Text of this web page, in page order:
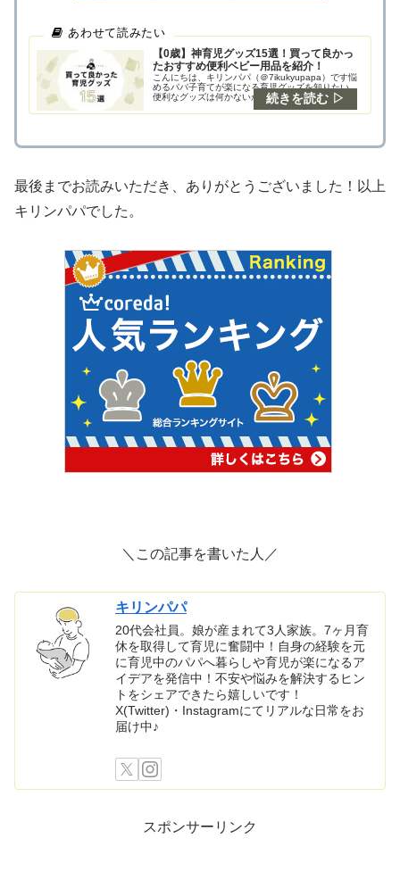
【0歳】神育児グッズ15選！買って良かっ
たおすすめ便利ベビー用品を紹介！
こんにちは、キリンパパ（＠7ikukyupapa）です悩
めるパパ子育てが楽になる育児グッズを知りたい…
便利なグッズは何かないかな…キリンパパ私のおす
すめベビーアイテムを15個紹介するね！全部知って
るかな？この記事では、0歳で実際に使用して良
最後までお読みいただき、ありがとうございました！以上
キリンパパでした。
＼この記事を書いた人／
キリンパパ
20代会社員。娘が産まれて3人家族。7ヶ月育
休を取得して育児に奮闘中！自身の経験を元
に育児中のパパへ暮らしや育児が楽になるア
イデアを発信中！不安や悩みを解決するヒン
トをシェアできたら嬉しいです！
X(Twitter)・Instagramにてリアルな日常をお
届け中♪
スポンサーリンク